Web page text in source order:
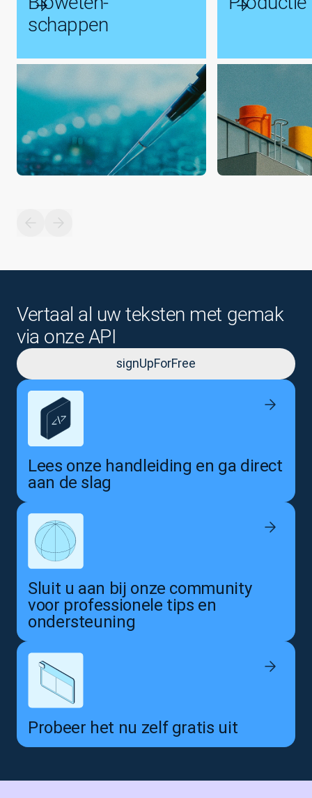
schappen
Vertaal al uw teksten met gemak
via onze API
signUpForFree
Lees onze handleiding en ga direct
aan de slag
Sluit u aan bij onze community
voor professionele tips en
ondersteuning
Probeer het nu zelf gratis uit